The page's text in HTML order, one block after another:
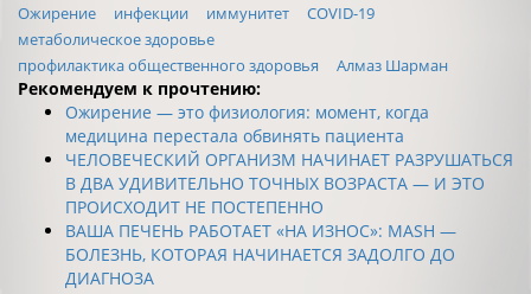
Ожирение инфекции иммунитет
COVID-19
метаболическое здоровье
профилактика общественного здоровья
Алмаз Шарман
Рекомендуем к прочтению:
Ожирение — это физиология: момент, когда
медицина перестала обвинять пациента
ЧЕЛОВЕЧЕСКИЙ ОРГАНИЗМ НАЧИНАЕТ РАЗРУШАТЬСЯ
В ДВА УДИВИТЕЛЬНО ТОЧНЫХ ВОЗРАСТА — И ЭТО
ПРОИСХОДИТ НЕ ПОСТЕПЕННО
ВАША ПЕЧЕНЬ РАБОТАЕТ «НА ИЗНОС»: MASH —
БОЛЕЗНЬ, КОТОРАЯ НАЧИНАЕТСЯ ЗАДОЛГО ДО
ДИАГНОЗА